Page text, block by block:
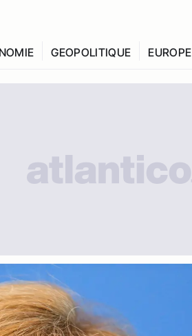
GEOPOLITIQUE EUROPE